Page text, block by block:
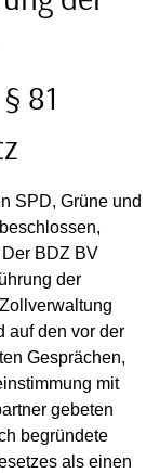
81
SPD, Grüne und
BDZ BV
der
auf den vor der
Gesprächen,
mit
gebeten
begründete
als einen